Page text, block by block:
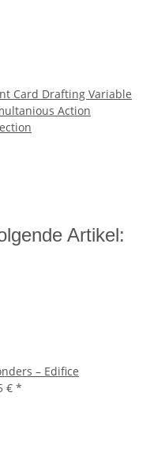
Card Drafting Variable
Action
Artikel:
– Edifice
€ *